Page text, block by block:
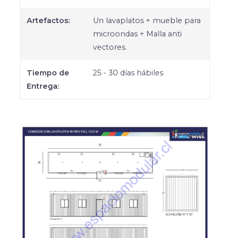
Artefactos:
Un lavaplatos + mueble para
microondas + Malla anti
vectores.
Tiempo de
Entrega:
25 - 30 días hábiles